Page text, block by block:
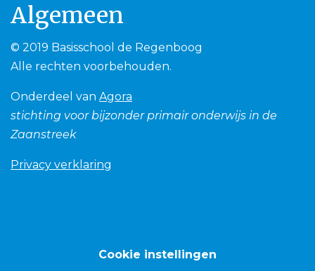
Algemeen
© 2019 Basisschool de Regenboog
Alle rechten voorbehouden.
Onderdeel van Agora
stichting voor bijzonder primair onderwijs in de
Zaanstreek
Privacy verklaring
Cookie instellingen